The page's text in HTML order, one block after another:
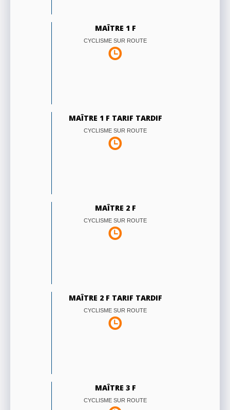
MAÎTRE 1 F
CYCLISME SUR ROUTE
MAÎTRE 1 F TARIF TARDIF
CYCLISME SUR ROUTE
MAÎTRE 2 F
CYCLISME SUR ROUTE
MAÎTRE 2 F TARIF TARDIF
CYCLISME SUR ROUTE
MAÎTRE 3 F
CYCLISME SUR ROUTE